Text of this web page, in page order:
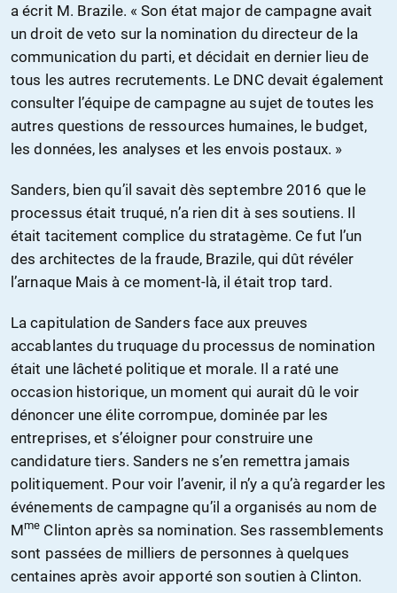
a écrit M. Brazile. « Son état major de campagne avait
un droit de veto sur la nomination du directeur de la
communication du parti, et décidait en dernier lieu de
tous les autres recrutements. Le DNC devait également
consulter l’équipe de campagne au sujet de toutes les
autres questions de ressources humaines, le budget,
les données, les analyses et les envois postaux. »
Sanders, bien qu’il savait dès septembre 2016 que le
processus était truqué, n’a rien dit à ses soutiens. Il
était tacitement complice du stratagème. Ce fut l’un
des architectes de la fraude, Brazile, qui dût révéler
l’arnaque Mais à ce moment-là, il était trop tard.
La capitulation de Sanders face aux preuves
accablantes du truquage du processus de nomination
était une lâcheté politique et morale. Il a raté une
occasion historique, un moment qui aurait dû le voir
dénoncer une élite corrompue, dominée par les
entreprises, et s’éloigner pour construire une
candidature tiers. Sanders ne s’en remettra jamais
politiquement. Pour voir l’avenir, il n’y a qu’à regarder les
événements de campagne qu’il a organisés au nom de
Mme Clinton après sa nomination. Ses rassemblements
sont passées de milliers de personnes à quelques
centaines après avoir apporté son soutien à Clinton.